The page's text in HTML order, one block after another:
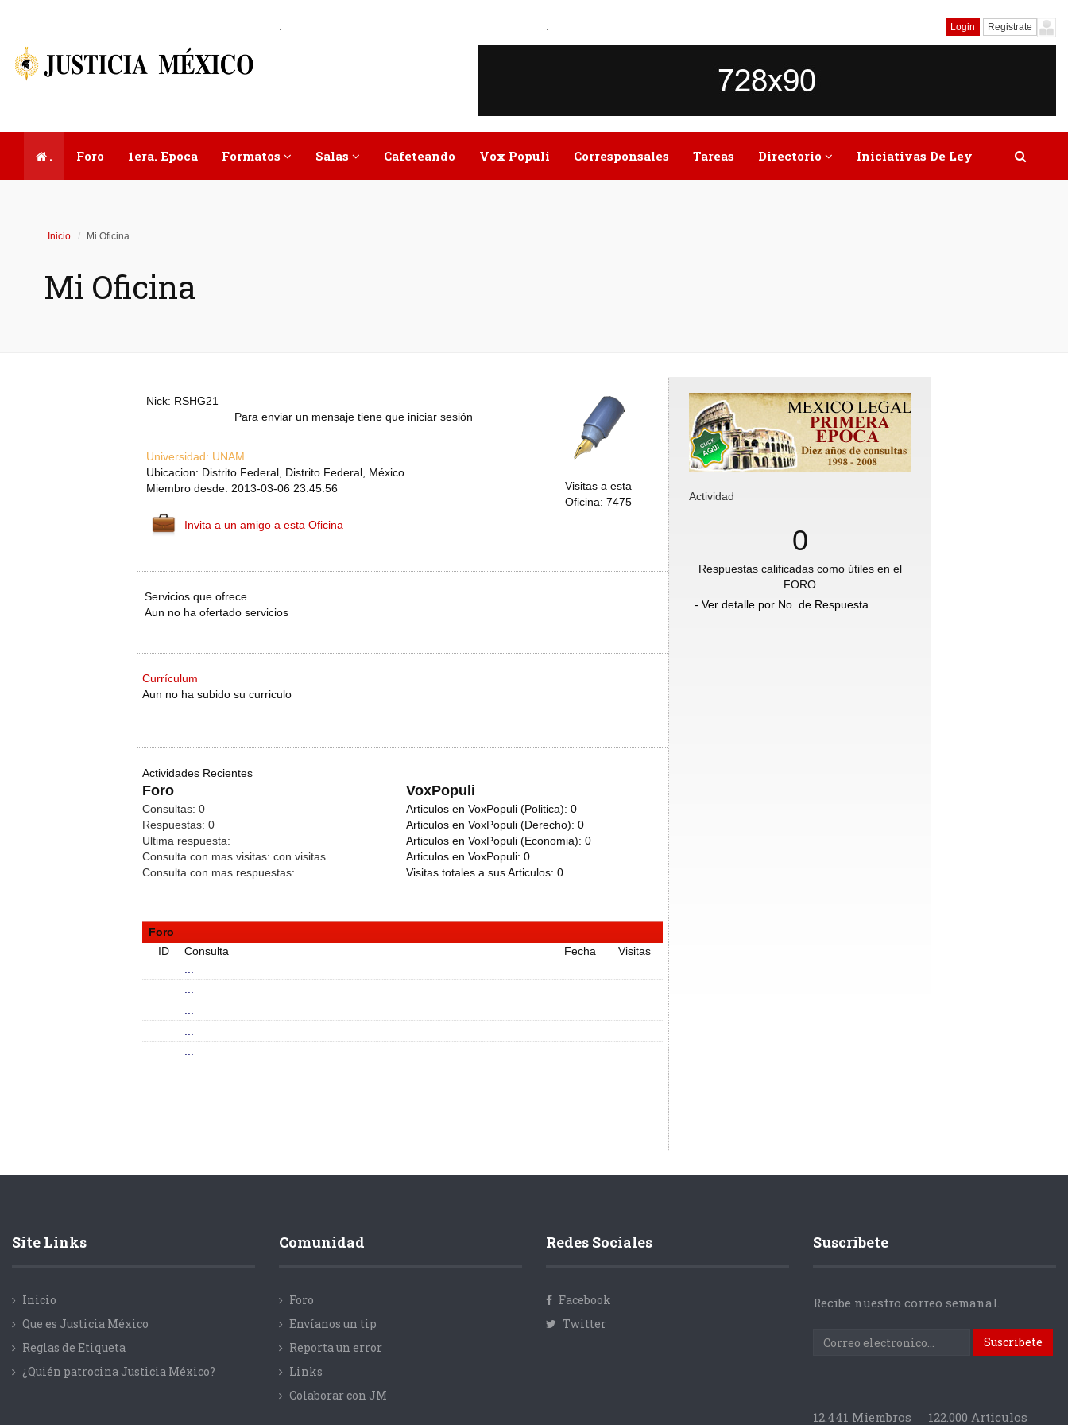
. . Login Registrate
. Foro 1era. Epoca Formatos Salas Cafeteando Vox Populi Corresponsales Tareas Directorio Iniciativas De Ley
Inicio Mi Oficina
Mi Oficina
Nick: RSHG21
Para enviar un mensaje tiene que iniciar sesión
Universidad: UNAM
Ubicacion: Distrito Federal, Distrito Federal, México
Miembro desde: 2013-03-06 23:45:56
Visitas a esta
Oficina: 7475
Invita a un amigo a esta Oficina
Servicios que ofrece
Aun no ha ofertado servicios
Currículum
Aun no ha subido su curriculo
Actividades Recientes
Foro VoxPopuli
Consultas: 0
Respuestas: 0
Ultima respuesta:
Consulta con mas visitas: con visitas
Consulta con mas respuestas:
Articulos en VoxPopuli (Politica): 0
Articulos en VoxPopuli (Derecho): 0
Articulos en VoxPopuli (Economia): 0
Articulos en VoxPopuli: 0
Visitas totales a sus Articulos: 0
Foro
ID
Consulta Fecha
Visitas
Actividad
0
Respuestas calificadas como útiles en el
FORO
- Ver detalle por No. de Respuesta
Site Links
Inicio
Que es Justicia México
Reglas de Etiqueta
¿Quién patrocina Justicia México?
Comunidad
Foro
Envíanos un tip
Reporta un error
Links
Colaborar con JM
Redes Sociales
Facebook
Twitter
Suscríbete
Recibe nuestro correo semanal.
12.441 Miembros 122.000 Articulos